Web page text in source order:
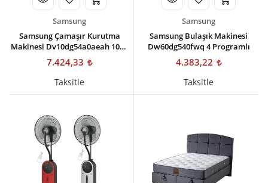
Samsung
Samsung Çamaşır Kurutma
Makinesi Dv10dg54a0aeah 10kg
Isı Pompalı
7.424,33
Taksitle
Samsung
Samsung Bulaşık Makinesi
Dw60dg540fwq 4 Programlı
4.383,22
Taksitle